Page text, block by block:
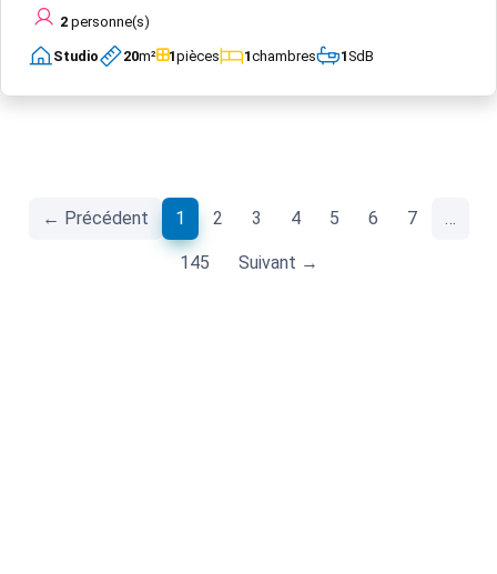
2 personne(s)
Studio 20m² 1pièces 1chambres 1SdB
← Précédent 1 (current)
2 3 4 5 6 7 …
145 Suivant →